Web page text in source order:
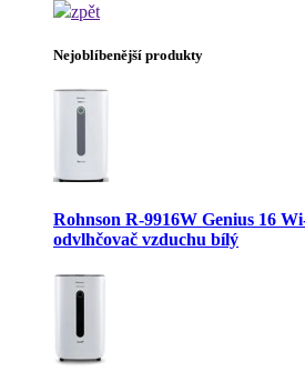
zpět
Nejoblíbenější produkty
Rohnson R-9916W Genius 16
odvlhčovač vzduchu bílý